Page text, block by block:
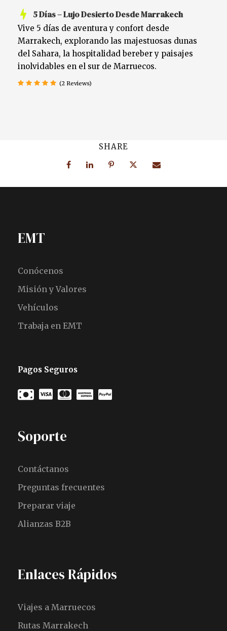
5 Días – Lujo Desierto Desde Marrakech
Vive 5 días de aventura y confort desde
Marrakech, explorando las majestuosas dunas
del Sahara, la hospitalidad bereber y paisajes
inolvidables en el sur de Marruecos.
(2 Reviews)
SHARE
EMT
Conócenos
Misión y Valores
Vehículos
Trabaja en EMT
Pagos Seguros
Soporte
Contáctanos
Preguntas frecuentes
Preparar viaje
Alianzas B2B
Enlaces Rápidos
Viajes a Marruecos
Rutas Marrakech